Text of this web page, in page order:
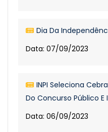
Dia Da
Data: 07/09/2023
INPI Seleciona
Do Concurso Público E
Data: 06/09/2023